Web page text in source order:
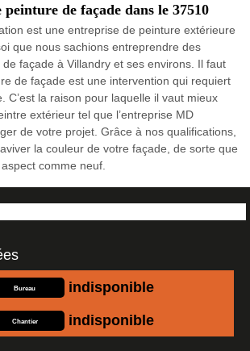
de façade dans le 37510
est une entreprise de peinture extérieure
que nous sachions entreprendre des
façade à Villandry et ses environs. Il faut
de façade est une intervention qui requiert
C’est la raison pour laquelle il vaut mieux
extérieur tel que l’entreprise MD
de votre projet. Grâce à nos qualifications,
la couleur de votre façade, de sorte que
comme neuf.
Bureau indisponible
Chantier indisponible